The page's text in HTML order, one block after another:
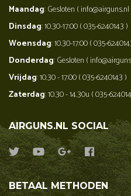
Maandag: Gesloten ( info@airguns.nl
Dinsdag: 10.30-17:00 ( 035-6240143 )
Woensdag: 10.30-17:00 ( 035-
Donderdag: Gesloten (
Vrijdag: 10.30 - 17:00 ( 035-6240143 )
Zaterdag: 10.30 - 14.30u ( 035-
AIRGUNS.NL SOCIAL
BETAAL METHODEN